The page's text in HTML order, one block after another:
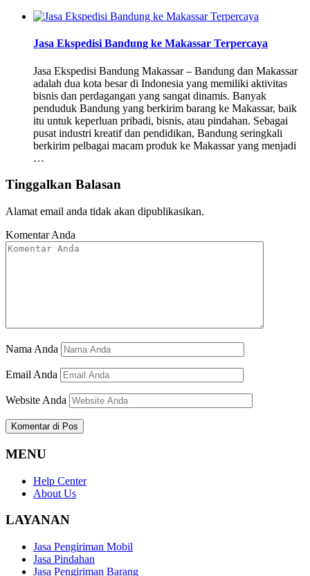
Jasa Ekspedisi Bandung ke Makassar Terpercaya
Jasa Ekspedisi Bandung Makassar – Bandung dan Makassar
adalah dua kota besar di Indonesia yang memiliki aktivitas
bisnis dan perdagangan yang sangat dinamis. Banyak
penduduk Bandung yang berkirim barang ke Makassar, baik
itu untuk keperluan pribadi, bisnis, atau pindahan. Sebagai
pusat industri kreatif dan pendidikan, Bandung seringkali
berkirim pelbagai macam produk ke Makassar yang menjadi
…
Tinggalkan Balasan
Alamat email anda tidak akan dipublikasikan.
Komentar Anda
Nama Anda
Email Anda
Website Anda
MENU
Help Center
About Us
LAYANAN
Jasa Pengiriman Mobil
Jasa Pindahan
Jasa Pengiriman Barang